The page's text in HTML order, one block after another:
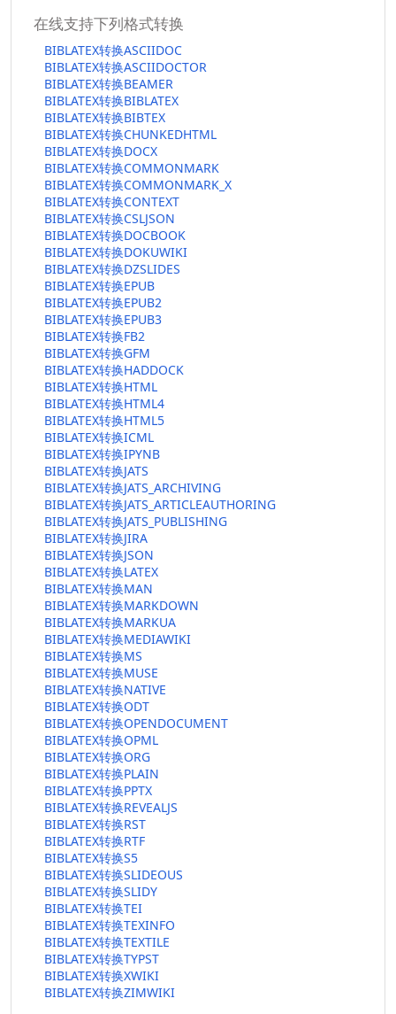
在线支持下列格式转换
BIBLATEX转换ASCIIDOC
BIBLATEX转换ASCIIDOCTOR
BIBLATEX转换BEAMER
BIBLATEX转换BIBLATEX
BIBLATEX转换BIBTEX
BIBLATEX转换CHUNKEDHTML
BIBLATEX转换DOCX
BIBLATEX转换COMMONMARK
BIBLATEX转换COMMONMARK_X
BIBLATEX转换CONTEXT
BIBLATEX转换CSLJSON
BIBLATEX转换DOCBOOK
BIBLATEX转换DOKUWIKI
BIBLATEX转换DZSLIDES
BIBLATEX转换EPUB
BIBLATEX转换EPUB2
BIBLATEX转换EPUB3
BIBLATEX转换FB2
BIBLATEX转换GFM
BIBLATEX转换HADDOCK
BIBLATEX转换HTML
BIBLATEX转换HTML4
BIBLATEX转换HTML5
BIBLATEX转换ICML
BIBLATEX转换IPYNB
BIBLATEX转换JATS
BIBLATEX转换JATS_ARCHIVING
BIBLATEX转换JATS_ARTICLEAUTHORING
BIBLATEX转换JATS_PUBLISHING
BIBLATEX转换JIRA
BIBLATEX转换JSON
BIBLATEX转换LATEX
BIBLATEX转换MAN
BIBLATEX转换MARKDOWN
BIBLATEX转换MARKUA
BIBLATEX转换MEDIAWIKI
BIBLATEX转换MS
BIBLATEX转换MUSE
BIBLATEX转换NATIVE
BIBLATEX转换ODT
BIBLATEX转换OPENDOCUMENT
BIBLATEX转换OPML
BIBLATEX转换ORG
BIBLATEX转换PLAIN
BIBLATEX转换PPTX
BIBLATEX转换REVEALJS
BIBLATEX转换RST
BIBLATEX转换RTF
BIBLATEX转换S5
BIBLATEX转换SLIDEOUS
BIBLATEX转换SLIDY
BIBLATEX转换TEI
BIBLATEX转换TEXINFO
BIBLATEX转换TEXTILE
BIBLATEX转换TYPST
BIBLATEX转换XWIKI
BIBLATEX转换ZIMWIKI